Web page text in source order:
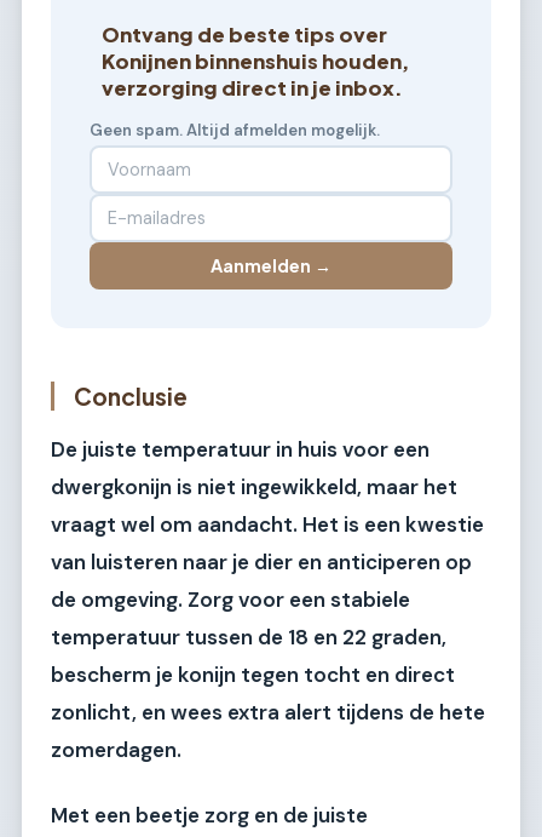
Ontvang de beste tips over
Konijnen binnenshuis houden,
verzorging direct in je inbox.
Geen spam. Altijd afmelden mogelijk.
Aanmelden →
Conclusie
De juiste temperatuur in huis voor een
dwergkonijn is niet ingewikkeld, maar het
vraagt wel om aandacht. Het is een kwestie
van luisteren naar je dier en anticiperen op
de omgeving. Zorg voor een stabiele
temperatuur tussen de 18 en 22 graden,
bescherm je konijn tegen tocht en direct
zonlicht, en wees extra alert tijdens de hete
zomerdagen.
Met een beetje zorg en de juiste